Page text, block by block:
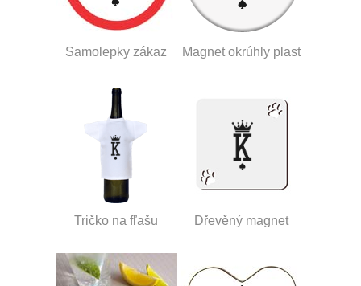
Samolepky zákaz Magnet okrúhly plast
Tričko na fľašu Dřevěný magnet